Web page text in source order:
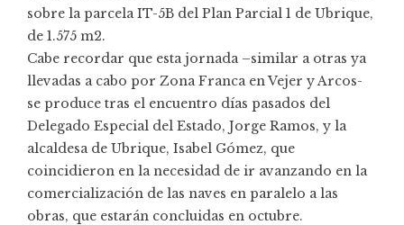
sobre la parcela IT-5B del Plan Parcial 1 de Ubrique,
de 1.575 m2.
Cabe recordar que esta jornada –similar a otras ya
llevadas a cabo por Zona Franca en Vejer y Arcos-
se produce tras el encuentro días pasados del
Delegado Especial del Estado, Jorge Ramos, y la
alcaldesa de Ubrique, Isabel Gómez, que
coincidieron en la necesidad de ir avanzando en la
comercialización de las naves en paralelo a las
obras, que estarán concluidas en octubre.